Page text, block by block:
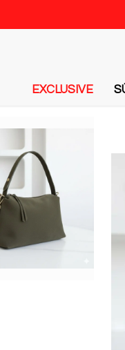
EXCLUSIVE